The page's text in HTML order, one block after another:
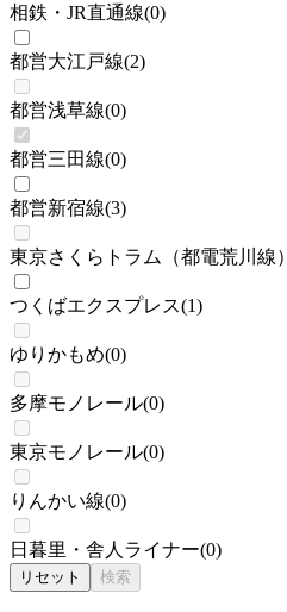
相鉄・JR直通線(0)
都営大江戸線(2)
都営浅草線(0)
都営三田線(0)
都営新宿線(3)
東京さくらトラム（都電荒川線）
つくばエクスプレス(1)
ゆりかもめ(0)
多摩モノレール(0)
東京モノレール(0)
りんかい線(0)
日暮里・舎人ライナー(0)
リセット 検索